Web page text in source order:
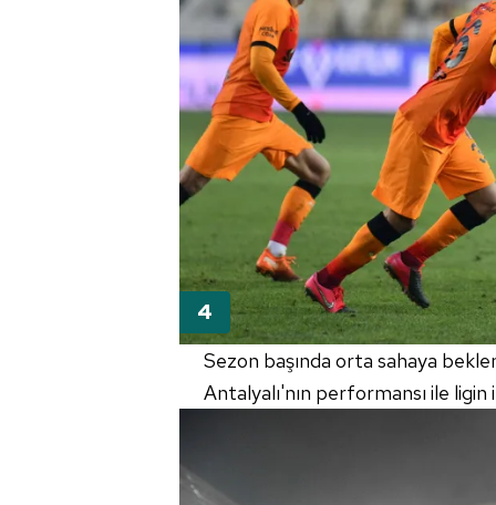
Sezon başında orta sahaya
Antalyalı'nın performansı ile ligin